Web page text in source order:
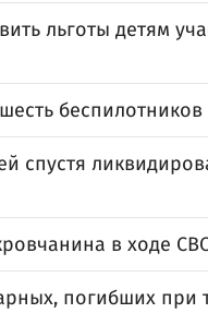
льготы детям
беспилотников
спустя
в ходе
погибших при